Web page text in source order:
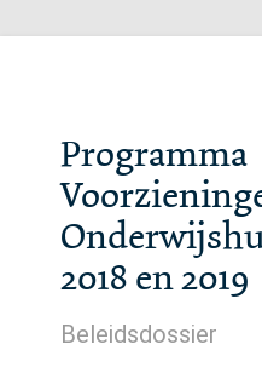
Programma
2018 en 2019
Beleidsdossier